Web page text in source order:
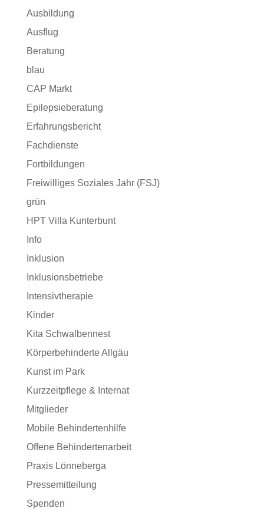
Ausbildung
Ausflug
Beratung
blau
CAP Markt
Epilepsieberatung
Erfahrungsbericht
Fachdienste
Fortbildungen
Freiwilliges Soziales Jahr (FSJ)
grün
HPT Villa Kunterbunt
Info
Inklusion
Inklusionsbetriebe
Intensivtherapie
Kinder
Kita Schwalbennest
Körperbehinderte Allgäu
Kunst im Park
Kurzzeitpflege & Internat
Mitglieder
Mobile Behindertenhilfe
Offene Behindertenarbeit
Praxis Lönneberga
Pressemitteilung
Spenden